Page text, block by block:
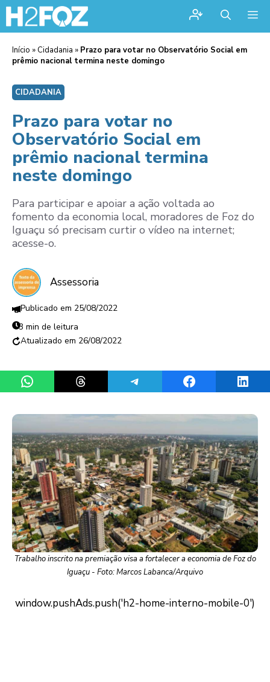
Início » Cidadania » Prazo para votar no Observatório Social em
prêmio nacional termina neste domingo
CIDADANIA
Prazo para votar no
Observatório Social em
prêmio nacional termina
neste domingo
Para participar e apoiar a ação voltada ao
fomento da economia local, moradores de Foz do
Iguaçu só precisam curtir o vídeo na internet;
acesse-o.
Assessoria
25/08/2022
3 min de leitura
26/08/2022
Share on WhatsAppShare on ThreadsShare on TelegramShare on Facebook
Trabalho inscrito na premiação visa a fortalecer a economia de Foz do
Iguaçu - Foto: Marcos Labanca/Arquivo